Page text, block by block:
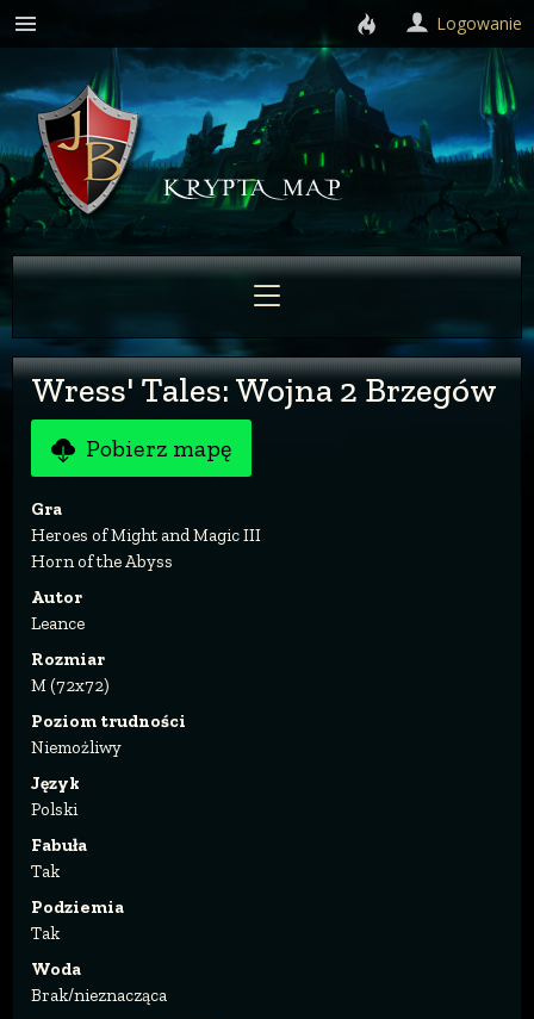
Wress' Tales: Wojna 2 Brzegów
Pobierz mapę
Gra
Heroes of Might and Magic III
Horn of the Abyss
Autor
Leance
Rozmiar
M (72x72)
Poziom trudności
Niemożliwy
Język
Polski
Fabuła
Tak
Podziemia
Tak
Woda
Brak/nieznacząca
Logowanie